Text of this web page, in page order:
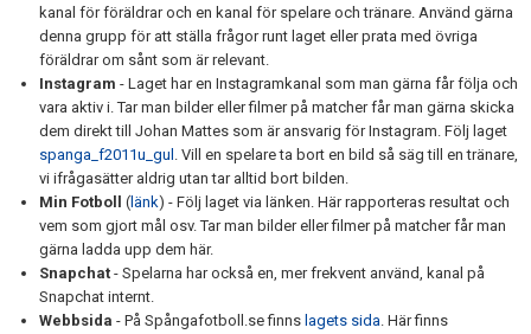
kanal för föräldrar och en kanal för spelare och tränare. Använd gärna
denna grupp för att ställa frågor runt laget eller prata med övriga
föräldrar om sånt som är relevant.
Instagram - Laget har en Instagramkanal som man gärna får följa och
vara aktiv i. Tar man bilder eller filmer på matcher får man gärna skicka
dem direkt till Johan Mattes som är ansvarig för Instagram. Följ laget
spanga_f2011u_gul . Vill en spelare ta bort en bild så säg till en tränare,
vi ifrågasätter aldrig utan tar alltid bort bilden.
Min Fotboll
( länk) - Följ laget via länken. Här rapporteras resultat och
vem som gjort mål osv. Tar man bilder eller filmer på matcher får man
gärna ladda upp dem här.
Snapchat - Spelarna har också en, mer frekvent använd, kanal på
Snapchat internt.
Webbsida - På Spångafotboll.se finns lagets sida. Här finns